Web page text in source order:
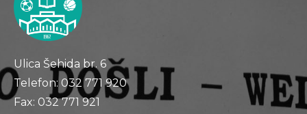
Ulica Šehida br. 6
Telefon: 032 771 920
Fax: 032 771 921